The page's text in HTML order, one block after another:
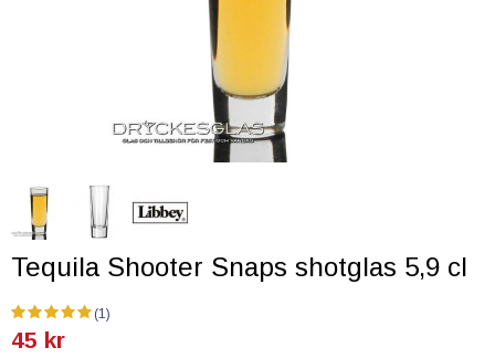
Tequila Shooter Snaps shotglas 5,9 cl
(1)
45 kr